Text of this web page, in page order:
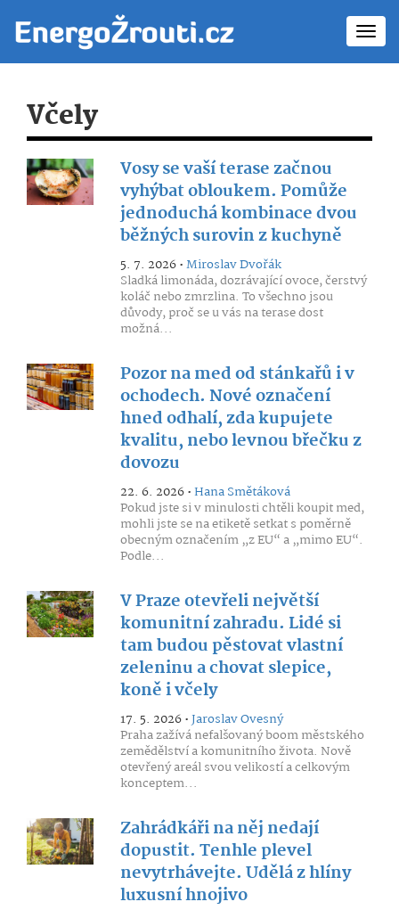
Včely
Vosy se vaší terase začnou
vyhýbat obloukem. Pomůže
jednoduchá kombinace dvou
běžných surovin z kuchyně
5. 7. 2026 •Miroslav Dvořák
Sladká limonáda, dozrávající ovoce, čerstvý
koláč nebo zmrzlina. To všechno jsou
důvody, proč se u vás na terase dost
možná...
Pozor na med od stánkařů i v
ochodech. Nové označení
hned odhalí, zda kupujete
kvalitu, nebo levnou břečku z
dovozu
22. 6. 2026 •Hana Smětáková
Pokud jste si v minulosti chtěli koupit med,
mohli jste se na etiketě setkat s poměrně
obecným označením „z EU“ a „mimo EU“.
Podle...
V Praze otevřeli největší
komunitní zahradu. Lidé si
tam budou pěstovat vlastní
zeleninu a chovat slepice,
koně i včely
17. 5. 2026 •Jaroslav Ovesný
Praha zažívá nefalšovaný boom městského
zemědělství a komunitního života. Nově
otevřený areál svou velikostí a celkovým
konceptem...
Zahrádkáři na něj nedají
dopustit. Tenhle plevel
nevytrhávejte. Udělá z hlíny
luxusní hnojivo